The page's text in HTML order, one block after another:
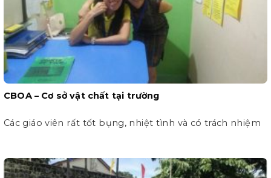
CBOA – Cơ sở vật chất tại trường
Các giáo viên rất tốt bụng, nhiệt tình và có trách nhiệm